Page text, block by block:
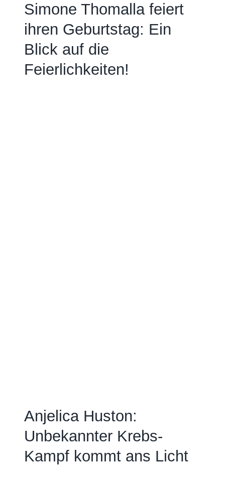
Simone Thomalla feiert
ihren Geburtstag: Ein
Blick auf die
Feierlichkeiten!
Anjelica Huston:
Unbekannter Krebs-
Kampf kommt ans Licht